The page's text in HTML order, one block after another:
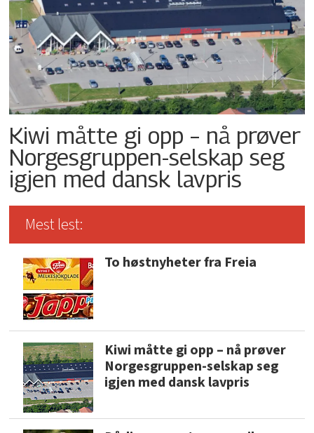
Kiwi måtte gi opp – nå prøver
Norgesgruppen-selskap seg
igjen med dansk lavpris
Mest lest:
To høstnyheter fra Freia
Kiwi måtte gi opp – nå prøver
Norgesgruppen-selskap seg
igjen med dansk lavpris